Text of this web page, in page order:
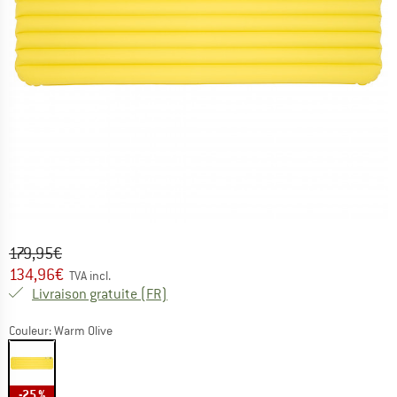
Prix initial :
179,95€
Prix:
134,96€ TVA incl.
Livraison gratuite (FR)
Couleur:Warm Olive